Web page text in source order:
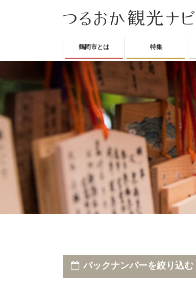
鶴岡市とは 特集
バックナンバーを絞り込む